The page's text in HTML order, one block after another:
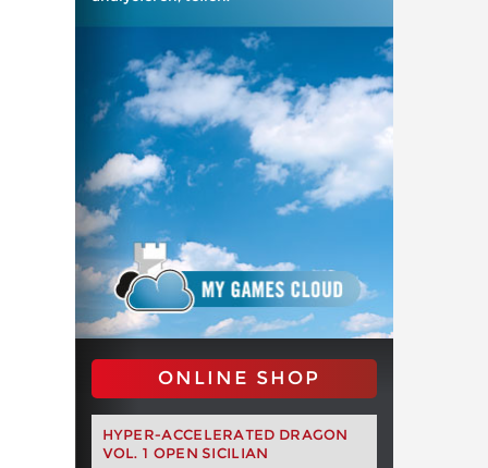
ONLINE SHOP
HYPER-ACCELERATED DRAGON
VOL. 1 OPEN SICILIAN